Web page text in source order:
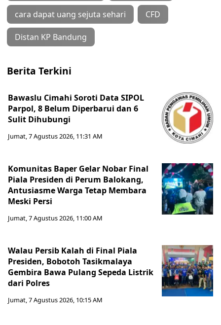
cara dapat uang sejuta sehari CFD
Distan KP Bandung
Berita Terkini
Bawaslu Cimahi Soroti Data SIPOL
Parpol, 8 Belum Diperbarui dan 6
Sulit Dihubungi
Jumat, 7 Agustus 2026, 11:31 AM
Komunitas Baper Gelar Nobar Final
Piala Presiden di Perum Balokang,
Antusiasme Warga Tetap Membara
Meski Persi
Jumat, 7 Agustus 2026, 11:00 AM
Walau Persib Kalah di Final Piala
Presiden, Bobotoh Tasikmalaya
Gembira Bawa Pulang Sepeda Listrik
dari Polres
Jumat, 7 Agustus 2026, 10:15 AM